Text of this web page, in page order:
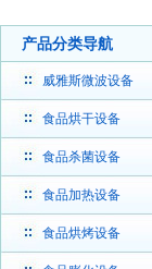
产品分类导航
威雅斯微波设备
食品烘干设备
食品杀菌设备
食品加热设备
食品烘烤设备